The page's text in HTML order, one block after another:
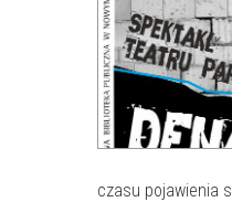
czasu pojawienia